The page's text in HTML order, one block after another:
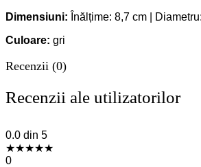
Dimensiuni: Înălțime: 8,7 cm |
Culoare: gri
Recenzii (0)
Recenzii ale utilizatorilor
0.0 din 5
★★★★★
0